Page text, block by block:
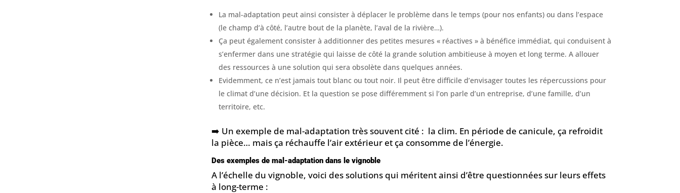
La mal-adaptation peut ainsi consister à déplacer le problème dans le temps (pour nos enfants) ou dans l’espace
(le champ d’à côté, l’autre bout de la planète, l’aval de la rivière…).
Ça peut également consister à additionner des petites mesures « réactives » à bénéfice immédiat, qui conduisent à
s’enfermer dans une stratégie qui laisse de côté la grande solution ambitieuse à moyen et long terme. A allouer
des ressources à une solution qui sera obsolète dans quelques années.
Evidemment, ce n’est jamais tout blanc ou tout noir. Il peut être difficile d’envisager toutes les répercussions pour
le climat d’une décision. Et la question se pose différemment si l’on parle d’un entreprise, d’une famille, d’un
territoire, etc.
➡️ Un exemple de mal-adaptation très souvent cité : la clim. En période de canicule, ça refroidit
la pièce… mais ça réchauffe l’air extérieur et ça consomme de l’énergie.
Des exemples de mal-adaptation dans le vignoble
A l’échelle du vignoble, voici des solutions qui méritent ainsi d’être questionnées sur leurs effets
à long-terme :